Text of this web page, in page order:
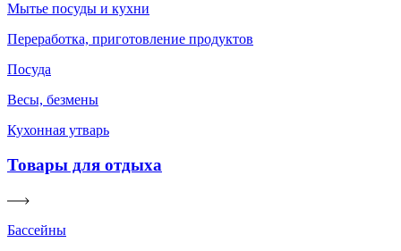
Мытье посуды и кухни
Переработка, приготовление продуктов
Посуда
Весы, безмены
Кухонная утварь
Товары для отдыха
Бассейны